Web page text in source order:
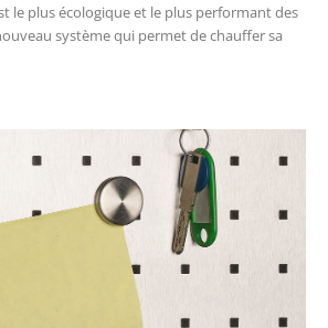
le plus écologique et le plus performant des
système qui permet de chauffer sa